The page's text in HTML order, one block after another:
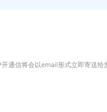
通信将会以email形式立即寄送